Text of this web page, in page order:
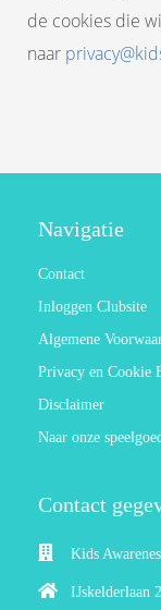
de cookies die
naar
Navigatie
Contact
Inloggen Clubsite
Algemene
Privacy en Cookie
Disclaimer
Naar onze
Contact
Kids
IJskelderlaan 2